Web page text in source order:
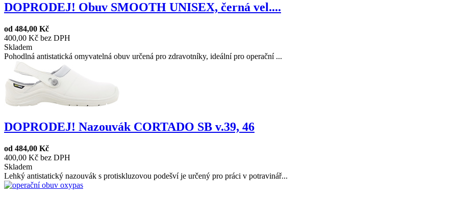
DOPRODEJ! Obuv SMOOTH UNISEX, černá vel....
od 484,00 Kč
400,00 Kč bez DPH
Skladem
Pohodlná antistatická omyvatelná obuv určená pro zdravotníky, ideální pro operační ...
DOPRODEJ! Nazouvák CORTADO SB v.39, 46
od 484,00 Kč
400,00 Kč bez DPH
Skladem
Lehký antistatický nazouvák s protiskluzovou podešví je určený pro práci v potravinář...